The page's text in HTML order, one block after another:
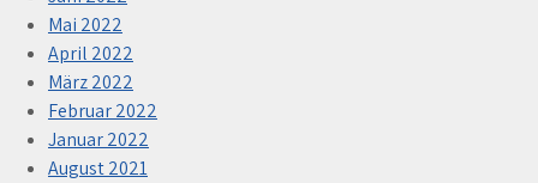
Mai 2022
April 2022
März 2022
Februar 2022
Januar 2022
August 2021